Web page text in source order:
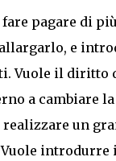
fare pagare di
allargarlo, e
Vuole il diritto
a cambiare
realizzare un